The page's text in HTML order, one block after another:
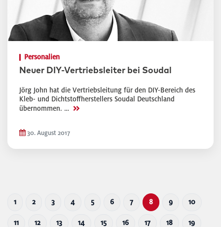
Personalien
Neuer DIY-Vertriebsleiter bei Soudal
Jörg John hat die Vertriebsleitung für den DIY-Bereich des
Kleb- und Dichtstoffherstellers Soudal Deutschland
übernommen. … >>
30. August 2017
1 2 3 4 5 6 7 8 9 10
11 12 13 14 15 16 17 18 19